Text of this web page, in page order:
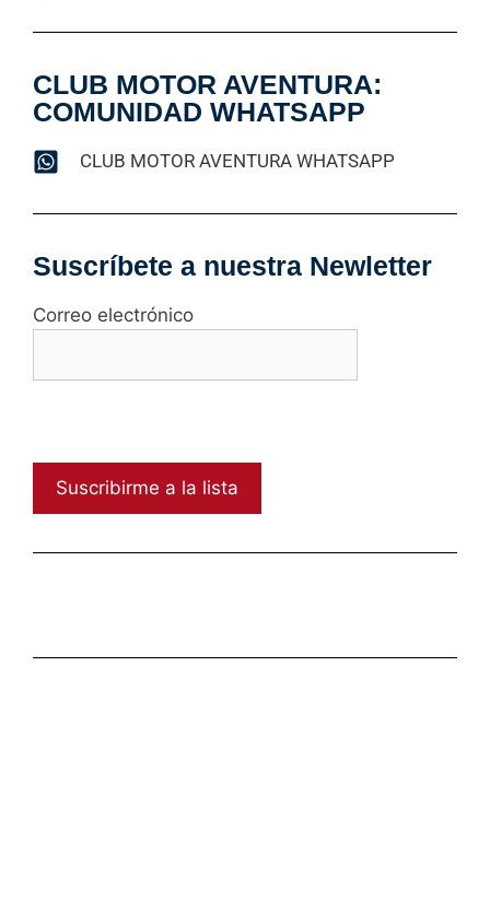
CLUB MOTOR AVENTURA:
COMUNIDAD WHATSAPP
CLUB MOTOR AVENTURA WHATSAPP
Suscríbete a nuestra Newletter
Correo electrónico